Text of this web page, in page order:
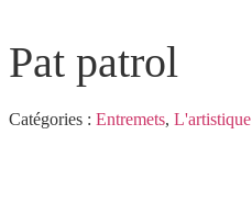
Pat patrol
Catégories :Entremets,L'artistique